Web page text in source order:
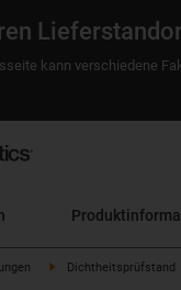
kann verschiedene
Dichtheitsprüfstand